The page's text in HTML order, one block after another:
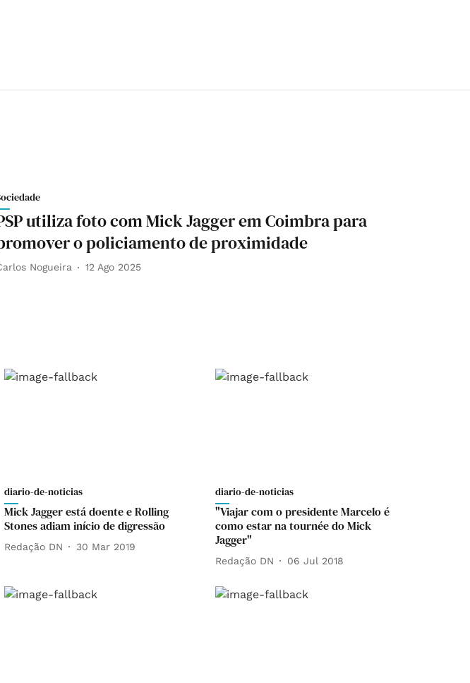
utiliza foto com Mick Jagger em Coimbra para
o policiamento de proximidade
Nogueira 12 Ago 2025
diario-de-noticias
Mick Jagger está doente e Rolling
Stones adiam início de digressão
Redação DN 30 Mar 2019
diario-de-noticias
"Viajar com o presidente Marcelo é
como estar na tournée do Mick
Jagger"
Redação DN 06 Jul 2018